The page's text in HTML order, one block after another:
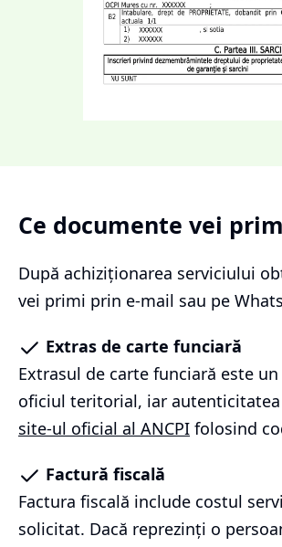
Ce documente vei
După achiziționarea serviciului
vei primi prin e-mail sau pe
Extras de carte funciară
Extrasul de carte funciară este
oficiul teritorial, iar
site-ul oficial al ANCPI folosind
Factură fiscală
Factura fiscală include costul
solicitat. Dacă reprezinți o